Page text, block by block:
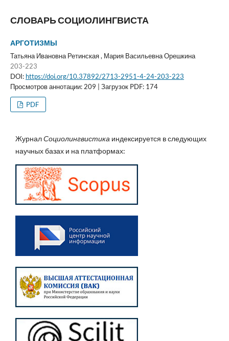
СЛОВАРЬ СОЦИОЛИНГВИСТА
АРГОТИЗМЫ
Татьяна Ивановна Ретинская , Мария Васильевна Орешкина
203-223
DOI: https://doi.org/10.37892/2713-2951-4-24-203-223
Просмотров аннотации: 209 | Загрузок PDF: 174
PDF
ЖурналСоциолингвистика индексируется в следующих
научных базах и на платформах: